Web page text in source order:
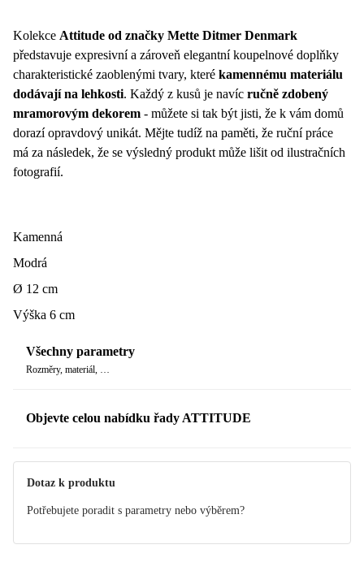
Kolekce Attitude od značky Mette Ditmer Denmark
představuje expresivní a zároveň elegantní koupelnové doplňky
charakteristické zaoblenými tvary, které kamennému materiálu
dodávají na lehkosti. Každý z kusů je navíc ručně zdobený
mramorovým dekorem - můžete si tak být jisti, že k vám domů
dorazí opravdový unikát. Mějte tudíž na paměti, že ruční práce
má za následek, že se výsledný produkt může lišit od ilustračních
fotografií.
Kamenná
Modrá
Ø 12 cm
Výška 6 cm
Všechny parametry
Rozměry, materiál, …
Objevte celou nabídku řady ATTITUDE
Dotaz k produktu
Potřebujete poradit s parametry nebo výběrem?